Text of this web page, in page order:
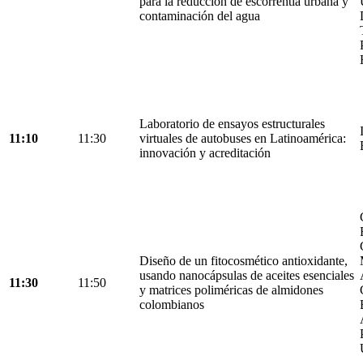
contaminación del agua
11:10 11:30
Laboratorio de ensayos estructurales
virtuales de autobuses en Latinoamérica:
innovación y acreditación
11:30 11:50
Diseño de un fitocosmético antioxidante,
usando nanocápsulas de aceites esenciales
y matrices poliméricas de almidones
colombianos